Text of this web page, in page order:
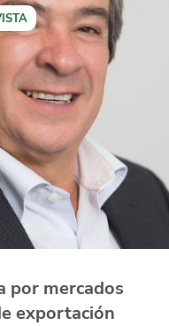
por mercados
exportación